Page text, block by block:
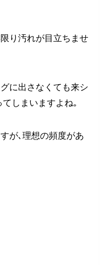
り汚れが目立ちませ
に出さなくても来シ
しまいますよね｡
が､理想の頻度があ